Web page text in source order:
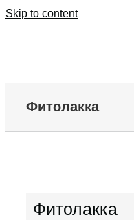
Skip to content
Фитолакка
Фитолакка